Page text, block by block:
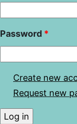
Password *
Create new
Request new